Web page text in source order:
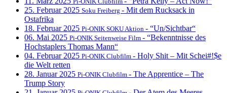
25. Februar 2025 Soku Freiberg - Mit dem Rucksack in
Ostafrika
18. Februar 2025 Pi-ONIK SOKU Aktion - “Un/Sichtbar“
06. Mai 2025 Pi-ONIK Seitenweise Film - “Bekenntnisse des
Hochstaplers Thomas Mann“
04. Februar 2025 Pi-ONIK Clubfilm - Holy Shit – Mit Schei#!$e
die Welt retten
28. Januar 2025 Pi-ONIK Clubfilm - The Apprentice – The
Trump Story